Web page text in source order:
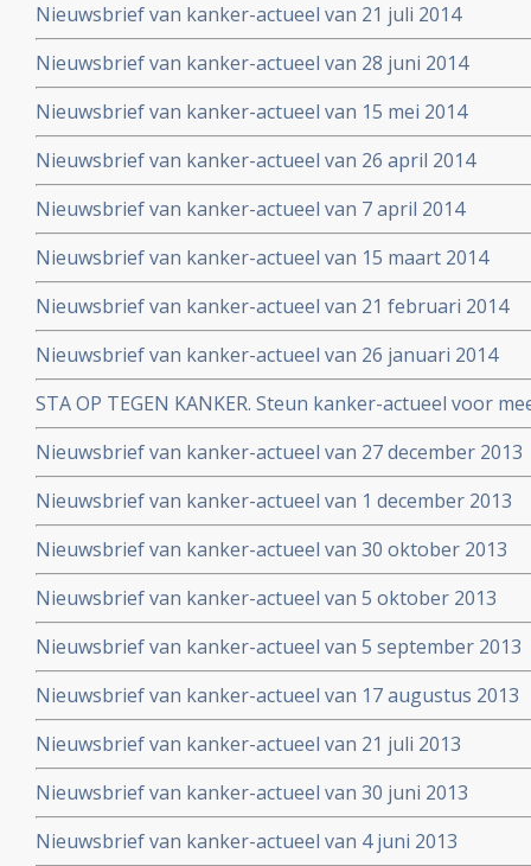
Nieuwsbrief van kanker-actueel van 21 juli 2014
Nieuwsbrief van kanker-actueel van 28 juni 2014
Nieuwsbrief van kanker-actueel van 15 mei 2014
Nieuwsbrief van kanker-actueel van 26 april 2014
Nieuwsbrief van kanker-actueel van 7 april 2014
Nieuwsbrief van kanker-actueel van 15 maart 2014
Nieuwsbrief van kanker-actueel van 21 februari 2014
Nieuwsbrief van kanker-actueel van 26 januari 2014
STA OP TEGEN KANKER. Steun kanker-actueel voor
naar niet-toxische middelen en behandelingen
Nieuwsbrief van kanker-actueel van 27 december 2013
Nieuwsbrief van kanker-actueel van 1 december 2013
Nieuwsbrief van kanker-actueel van 30 oktober 2013
Nieuwsbrief van kanker-actueel van 5 oktober 2013
Nieuwsbrief van kanker-actueel van 5 september 2013
Nieuwsbrief van kanker-actueel van 17 augustus 2013
Nieuwsbrief van kanker-actueel van 21 juli 2013
Nieuwsbrief van kanker-actueel van 30 juni 2013
Nieuwsbrief van kanker-actueel van 4 juni 2013